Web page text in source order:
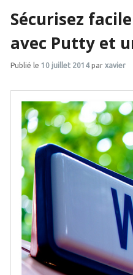
principal
secondaire
Sécurisez
avec Putty et
Publié le 10 juillet 2014 par xavier